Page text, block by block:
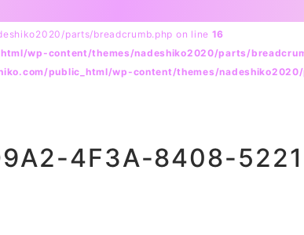
parts/breadcrumb.php on line 16
wp-content/themes/nadeshiko2020/parts/
public_html/wp-content/themes/
4F3A-8408-